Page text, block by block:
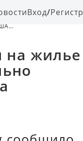
Вход/
на жилье